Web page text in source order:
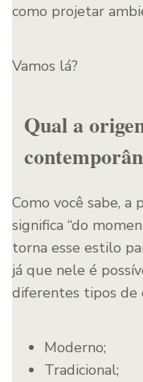
como projetar
Vamos lá?
Qual a
Como você sabe, a
significa “do
torna esse estilo
já que nele é
diferentes tipos de
Moderno;
Tradicional;